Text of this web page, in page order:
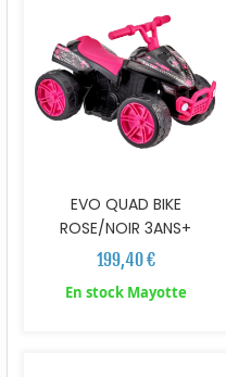
EVO QUAD BIKE
ROSE/NOIR 3ANS+
199,40 €
En stock Mayotte